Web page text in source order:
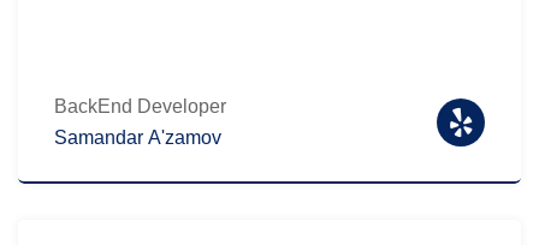
BackEnd Developer
Samandar A'zamov